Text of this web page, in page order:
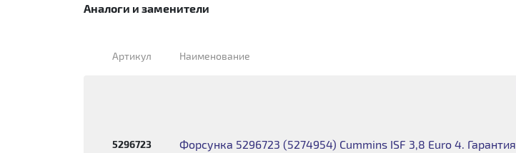
Аналоги и заменители
Артикул Наименование
5296723 Форсунка 5296723 (5274954) Cummins ISF 3,8 Euro 4. Гарантия